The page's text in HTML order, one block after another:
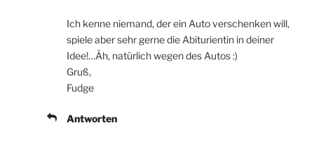
Ich kenne niemand, der ein Auto verschenken will,
spiele aber sehr gerne die Abiturientin in deiner
Idee!…Äh, natürlich wegen des Autos :)
Gruß,
Fudge
Antworten